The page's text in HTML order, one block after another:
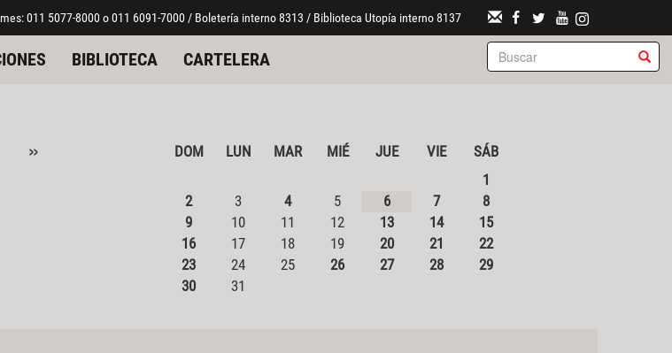
011 5077-8000 o 011 6091-7000 / Boletería interno 8313 / Biblioteca Utopía interno 8137
BIBLIOTECA CARTELERA
» DOM LUN MAR MIÉ JUE VIE
SÁB
1
2
3 4 5 6 7
8
9
10 11 12 13 14
15
16
17 18 19 20 21
22
23
24 25 26 27 28
29
30
31